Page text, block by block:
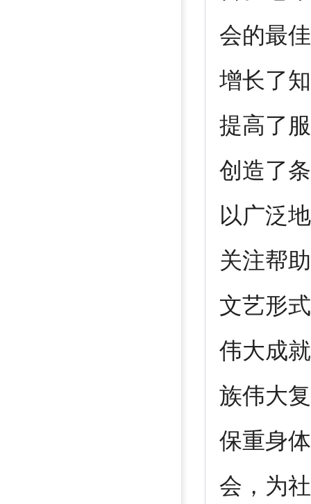
会的最
增长了
提高了
创造了
以广泛
关注帮
文艺形
伟大成
族伟大
保重身
会，为